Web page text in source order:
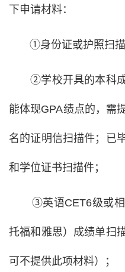
下申请材料：
①身份证或护照扫描
②学校开具的本科
能体现GPA绩点的，需
名的证明信扫描件；已
和学位证书扫描件；
③英语CET6级或
托福和雅思）成绩单扫
可不提供此项材料）；